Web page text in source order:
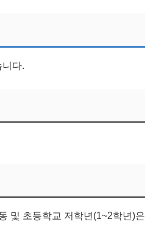
다.
및 초등학교 저학년(1~2학년)은